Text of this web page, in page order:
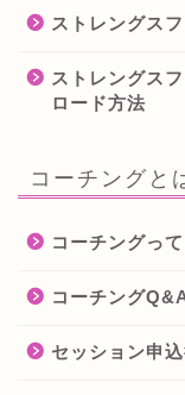
ストレングス
ストレングス
ロード方法
コーチングと
コーチングっ
コーチング
セッション申